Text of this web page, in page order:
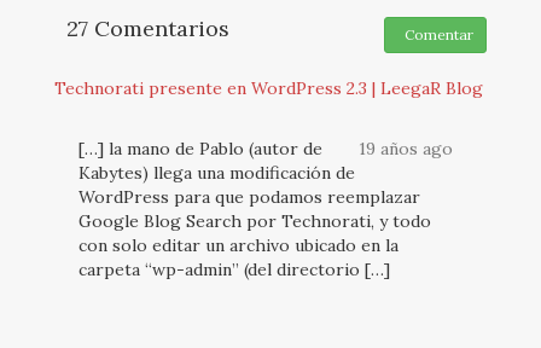
27 Comentarios Comentar
Technorati presente en WordPress 2.3 | LeegaR Blog
19 años ago
[…] la mano de Pablo (autor de
Kabytes) llega una modificación de
WordPress para que podamos reemplazar
Google Blog Search por Technorati, y todo
con solo editar un archivo ubicado en la
carpeta “wp-admin” (del directorio […]